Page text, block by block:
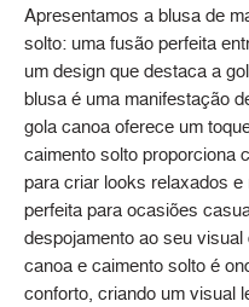
Apresentamos a blusa de
solto: uma fusão perfeita
um design que destaca a
blusa é uma manifestação
gola canoa oferece um
caimento solto proporciona
para criar looks relaxados
perfeita para ocasiões
despojamento ao seu
canoa e caimento solto é
conforto, criando um visual